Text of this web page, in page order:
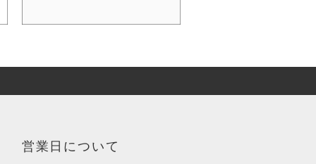
営業日について